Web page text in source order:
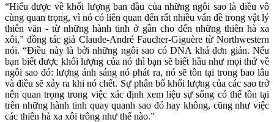
“Hiểu được về khối lượng ban đầu của những ngôi sao là điều vô
cùng quan trọng, vì nó có liên quan đến rất nhiều vấn đề trong vật lý
thiên văn - từ những hành tinh ở gần cho đến những thiên hà xa
xôi,” đồng tác giả Claude-André Faucher-Giguère từ Northwestern
nói. “Điều này là bởi những ngôi sao có DNA khá đơn giản. Nếu
bạn biết được khối lượng của nó thì bạn sẽ biết hầu như mọi thứ về
ngôi sao đó: lượng ánh sáng nó phát ra, nó sẽ tồn tại trong bao lâu
và điều sẽ xảy ra khi nó chết. Sự phân bố khối lượng của các sao trở
nên quan trọng trong việc xác định xem liệu sự sống có thể tồn tại
trên những hành tinh quay quanh sao đó hay không, cũng như việc
các thiên hà xa xôi trông như thế nào.”